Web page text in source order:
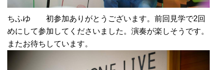
ちふゆ 初参加ありがとうございます。前回見学で2回
めにして参加してくださいました。演奏が楽しそうです。
またお待ちしています。